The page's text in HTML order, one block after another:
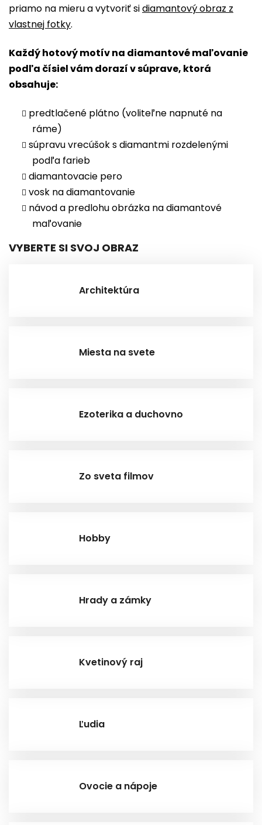
priamo na mieru a vytvoriť sidiamantový obraz z
vlastnej fotky.
Každý hotový motív na diamantové maľovanie
podľa čísiel vám dorazí v súprave, ktorá
obsahuje:
predtlačené plátno (voliteľne napnuté na
ráme)
súpravu vrecúšok s diamantmi rozdelenými
podľa farieb
diamantovacie pero
vosk na diamantovanie
návod a predlohu obrázka na diamantové
maľovanie
VYBERTE SI SVOJ OBRAZ
Architektúra
Miesta na svete
Ezoterika a duchovno
Zo sveta filmov
Hobby
Hrady a zámky
Kvetinový raj
Ľudia
Ovocie a nápoje